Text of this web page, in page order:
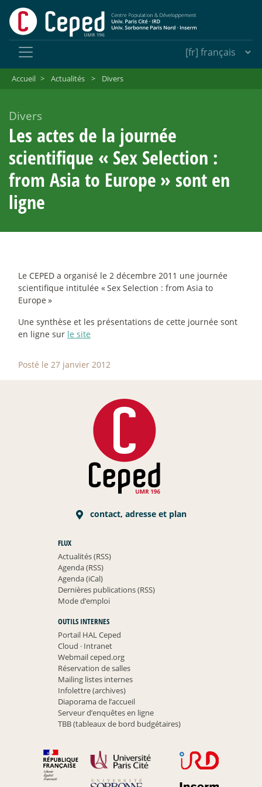
Accueil > Actualités > Divers
Divers
Les actes de la journée
scientifique « Sex Selection :
from Asia to Europe » sont en
ligne
Le CEPED a organisé le 2 décembre 2011 une journée
scientifique intitulée «Sex Selection : from Asia to
Europe »
Une synthèse et les présentations de cette journée sont
en ligne sur le site
Posté le 27 janvier 2012
contact, adresse et plan
FLUX
Actualités (RSS)
Agenda (RSS)
Agenda (iCal)
Dernières publications (RSS)
Mode d’emploi
OUTILS INTERNES
Portail HAL Ceped
Cloud ·Intranet
Webmail ceped.org
Réservation de salles
Mailing listes internes
Infolettre (archives)
Diaporama de l’accueil
Serveur d’enquêtes en ligne
TBB (tableaux de bord budgétaires)